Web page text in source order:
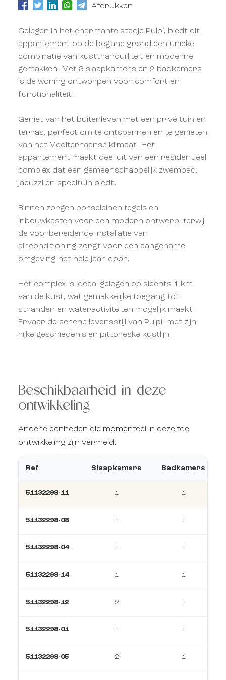
Afdrukken
Gelegen in het charmante stadje Pulpí, biedt dit
appartement op de begane grond een unieke
combinatie van kusttranquilliteit en moderne
gemakken. Met 3 slaapkamers en 2 badkamers
is de woning ontworpen voor comfort en
functionaliteit.
Geniet van het buitenleven met een privé tuin en
terras, perfect om te ontspannen en te genieten
van het Mediterraanse klimaat. Het
appartement maakt deel uit van een residentieel
complex dat een gemeenschappelijk zwembad,
jacuzzi en speeltuin biedt.
Binnen zorgen porseleinen tegels en
inbouwkasten voor een modern ontwerp, terwijl
de voorbereidende installatie van
airconditioning zorgt voor een aangename
omgeving het hele jaar door.
Het complex is ideaal gelegen op slechts 1 km
van de kust, wat gemakkelijke toegang tot
stranden en wateractiviteiten mogelijk maakt.
Ervaar de serene levensstijl van Pulpí, met zijn
rijke geschiedenis en pittoreske kustlijn.
Beschikbaarheid in deze
ontwikkeling
Andere eenheden die momenteel in dezelfde
ontwikkeling zijn vermeld.
Ref Slaapkamers Badkamers
51132298-11 1 1
51132298-08 1 1
51132298-04 1 1
51132298-14 1 1
51132298-12 2 1
51132298-01 1 1
51132298-05 2 1